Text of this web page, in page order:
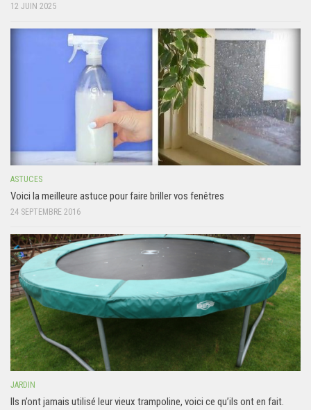
12 JUIN 2025
ASTUCES
Voici la meilleure astuce pour faire briller vos fenêtres
24 SEPTEMBRE 2016
JARDIN
Ils n’ont jamais utilisé leur vieux trampoline, voici ce qu’ils ont en fait.